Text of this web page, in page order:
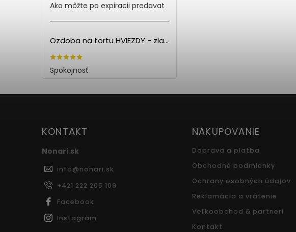
Ako môžte po expiracii predavat
Ozdoba na tortu HVIEZDY - zlatá (5ks)
Spokojnosť
KONTAKT
Nonari.sk
info@nonari.sk
+421 222 205 109
Facebook
Instagram
NAKUPOVANIE
Doprava a platba
Obchodné podmienky
Ochrany osobných údajov
Reklamácia a vrátenie
Veľkoobchod & partneri
Kontakt